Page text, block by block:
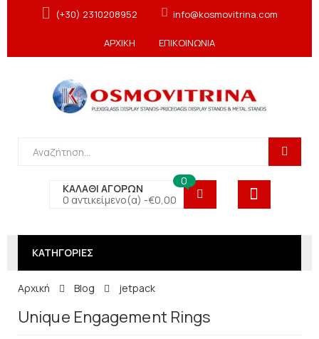
(+30) 2310208952 info@kosmovitrina.com
ΑΡΧΙΚΗ ΕΠΙΚΟΙΝΩΝΙΑ
ΚΑΛΑΘΙ ΑΓΟΡΩΝ
0 αντικείμενο(α) -€0,00
0
ΚΑΤΗΓΟΡΙΕΣ
Αρχική Blog jetpack
Unique Engagement Rings